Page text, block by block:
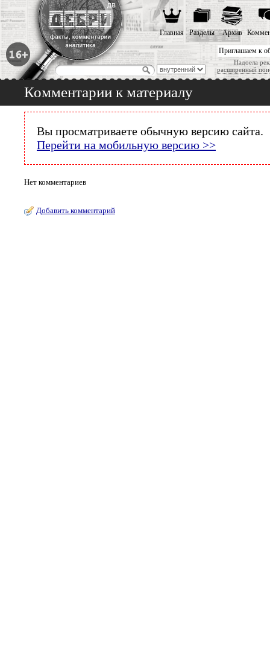
Приглашаем к
Надоела
расширенный
Главная Разделы Архив
Комментарии к материалу
Вы просматриваете обычную версию сайта.
Перейти на мобильную версию >>
Нет комментариев
Добавить комментарий